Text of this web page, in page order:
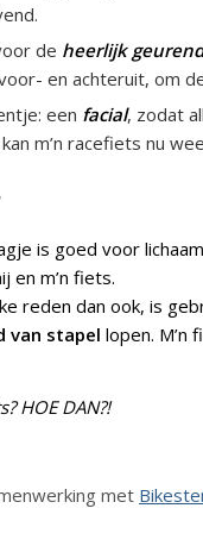
de heerlijk
en achteruit, om
een facial, zodat
m’n racefiets nu
is goed voor
en m’n fiets.
reden dan ook, is
van stapel lopen. M’n
HOE DAN?!
met